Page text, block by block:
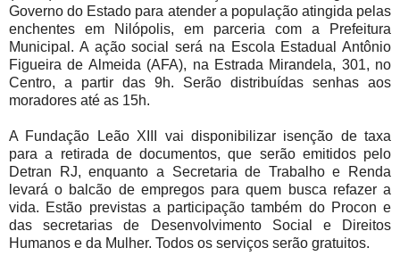
Governo do Estado para atender a população atingida pelas
enchentes em Nilópolis, em parceria com a Prefeitura
Municipal. A ação social será na Escola Estadual Antônio
Figueira de Almeida (AFA), na Estrada Mirandela, 301, no
Centro, a partir das 9h. Serão distribuídas senhas aos
moradores até as 15h.
A Fundação Leão XIII vai disponibilizar isenção de taxa
para a retirada de documentos, que serão emitidos pelo
Detran RJ, enquanto a Secretaria de Trabalho e Renda
levará o balcão de empregos para quem busca refazer a
vida. Estão previstas a participação também do Procon e
das secretarias de Desenvolvimento Social e Direitos
Humanos e da Mulher. Todos os serviços serão gratuitos.